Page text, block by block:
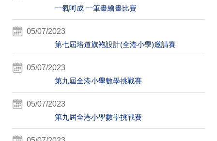
一氣呵成 一筆畫繪畫比賽
05/07/2023
第七屆培道旗袍設計(全港小學)邀請賽
05/07/2023
第九屆全港小學數學挑戰賽
05/07/2023
第九屆全港小學數學挑戰賽